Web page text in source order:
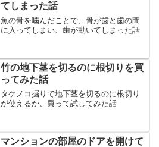
てしまった話
魚の骨を噛んだことで、骨が歯と歯の間
に入ってしまい、歯が動いてしまった話
竹の地下茎を切るのに根切りを買
ってみた話
タケノコ掘りで地下茎を切るのに根切り
が使えるか、買って試してみた話
マンションの部屋のドアを開けて